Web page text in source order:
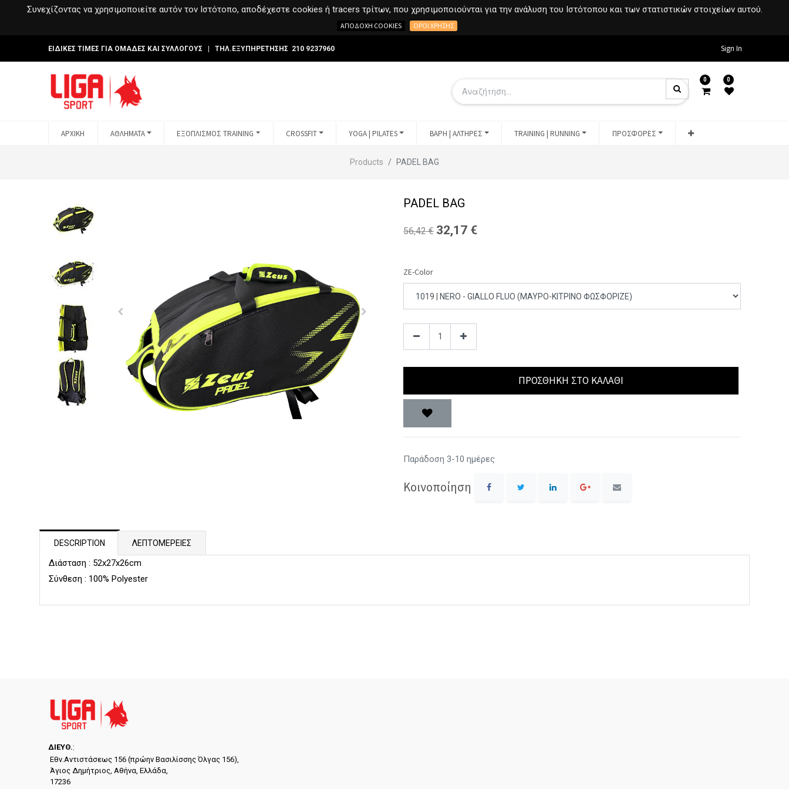
Συνεχίζοντας να χρησιμοποιείτε αυτόν τον Ιστότοπο, αποδέχεστε cookies ή tracers τρίτων, που χρησιμοποιούνται για την ανάλυση του Ιστότοπου και των στατιστικών στοιχείων αυτού.
ΑΠΟΔΟΧΉ COOKIES ΌΡΟΙ ΧΡΉΣΗΣ
ΕΙΔΙΚΕΣ ΤΙΜΕΣ ΓΙΑ ΟΜΑΔΕΣ ΚΑΙ ΣΥΛΛΟΓΟΥΣ | ΤΗΛ.ΕΞΥΠΗΡΕΤΗΣΗΣ 210 9237960 Sign In
0 0
ΑΡΧΙΚΗ ΑΘΛΗΜΑΤΑ ΕΞΟΠΛΙΣΜΟΣ TRAINING CROSSFIT YOGA | PILATES ΒΑΡΗ | ΑΛΤΗΡΕΣ TRAINING | RUNNING ΠΡΟΣΦΟΡΕΣ
Products PADEL BAG
PADEL BAG
56,42€ 32,17 €
ZE-Color
ΠΡΟΣΘΉΚΗ ΣΤΟ ΚΑΛΆΘΙ
Παράδοση 3-10 ημέρες
Κοινοποίηση
DESCRIPTION ΛΕΠΤΟΜΕΡΕΙΕΣ
Διάσταση : 52x27x26cm
Σύνθεση : 100% Polyester
ΔΙΕYΘ.:
Εθν.Αντιστάσεως 156 (πρώην Βασιλίσσης Όλγας 156),
Άγιος Δημήτριος, Αθήνα, Ελλάδα,
17236